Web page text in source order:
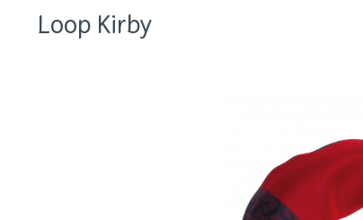
Loop Kirby